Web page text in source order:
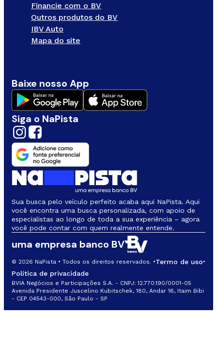
Financie com o BV
Outros produtos do BV
IBV Auto
Mapa do site
Baixe nosso App
Siga o NaPista
Sua busca pelo veículo perfeito acaba aqui NaPista. Aqui
você encontra uma busca personalizada, com apoio de
especialistas ao longo de toda a sua experiência – agora
você pode contar com quem realmente entende.
© 2026 NaPista • Todos os direitos reservados. •Termo de uso•
Política de privacidade
BVIA Negócios e Participações S.A. - CNPJ: 12.770.190/0001-05
Avenida Presidente Juscelino Kubitschek, 180, Andar 16, Itaim Bibi
- CEP 04543-000, São Paulo - SP
uma empresa banco BV